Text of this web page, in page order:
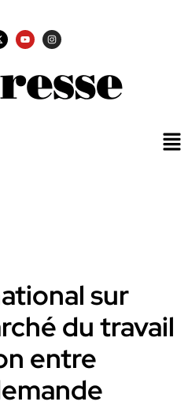
sur
du travail
entre